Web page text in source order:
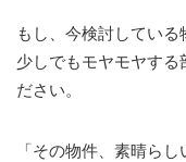
もし、今検討している
少しでもモヤモヤする
ださい。
「その物件、素晴ら